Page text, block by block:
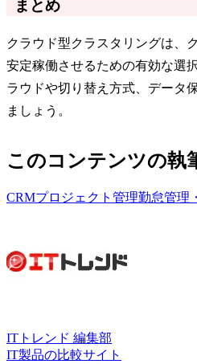
まとめ
クラウド型クラスタリングは、
安定稼働させるための有効な選
ラウドや切り替え方式、データ
ましょう。
このコンテンツの執
CRMプロジェクト管理勤怠管理
ITトレンド 編集部
IT製品の比較サイト